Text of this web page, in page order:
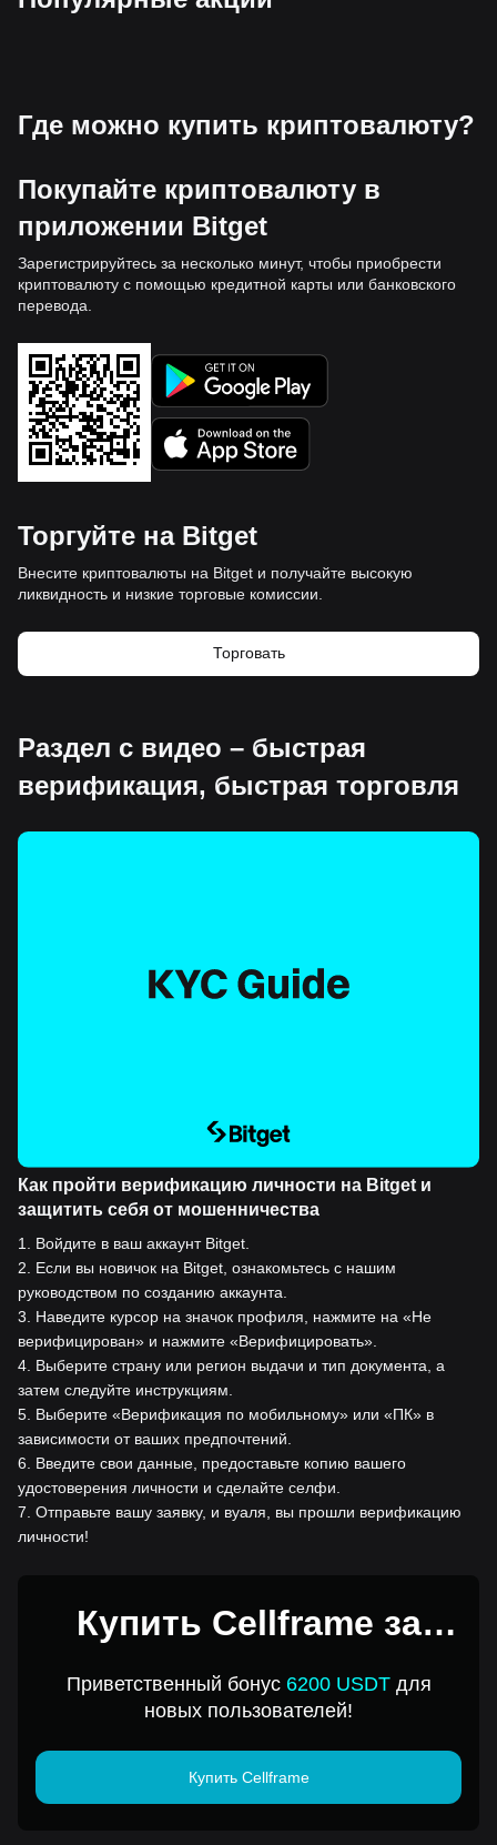
Где можно купить криптовалюту?
Покупайте криптовалюту в
приложении Bitget
Зарегистрируйтесь за несколько минут, чтобы приобрести
криптовалюту с помощью кредитной карты или банковского
перевода.
Торгуйте на Bitget
Внесите криптовалюты на Bitget и получайте высокую
ликвидность и низкие торговые комиссии.
Торговать
Раздел с видео – быстрая
верификация, быстрая торговля
Как пройти верификацию личности на Bitget и
защитить себя от мошенничества
1
Войдите в ваш аккаунт Bitget.
2
Если вы новичок на Bitget, ознакомьтесь с нашим
руководством по созданию аккаунта.
3
Наведите курсор на значок профиля, нажмите на «Не
верифицирован» и нажмите «Верифицировать».
4 Выберите страну или регион выдачи и тип документа, а
затем следуйте инструкциям.
5 Выберите «Верификация по мобильному» или «ПК» в
зависимости от ваших предпочтений.
6
Введите свои данные, предоставьте копию вашего
удостоверения личности и сделайте селфи.
7 Отправьте вашу заявку, и вуаля, вы прошли верификацию
личности!
Купить Cellframe за
1USD
Приветственный бонус 6200 USDTдля
новых пользователей!
Купить Cellframe